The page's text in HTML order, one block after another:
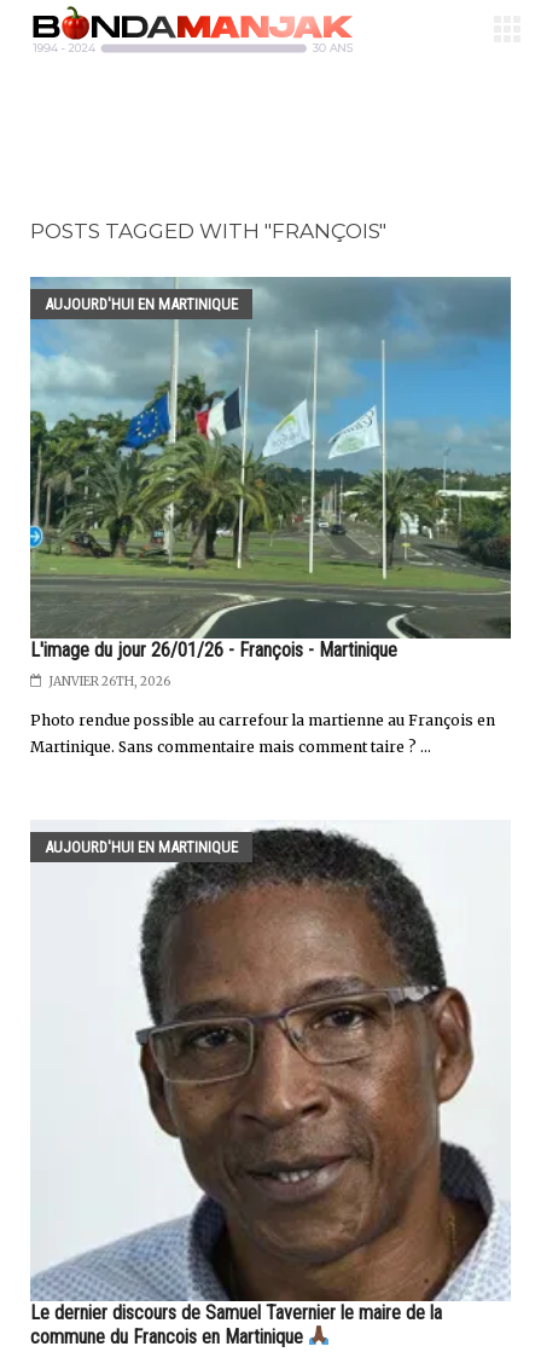
POSTS TAGGED WITH "FRANÇOIS"
AUJOURD'HUI EN MARTINIQUE
L'image du jour 26/01/26 - François - Martinique
JANVIER 26TH, 2026
Photo rendue possible au carrefour la martienne au François en
Martinique. Sans commentaire mais comment taire ? ...
AUJOURD'HUI EN MARTINIQUE
Le dernier discours de Samuel Tavernier le maire de la
commune du Francois en Martinique